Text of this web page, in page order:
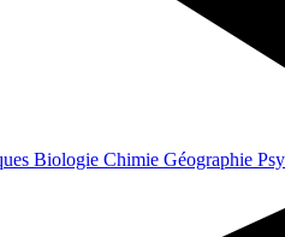
Biologie Chimie Géographie